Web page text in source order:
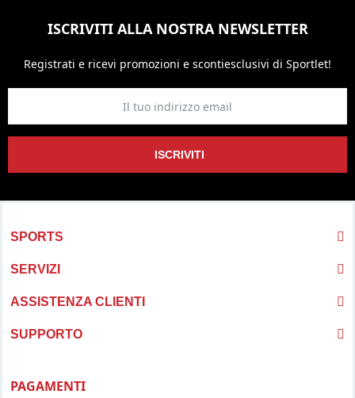
ISCRIVITI ALLA NOSTRA NEWSLETTER
Registrati e ricevi promozioni e scontiesclusivi di Sportlet!
ISCRIVITI
SPORTS
SERVIZI
ASSISTENZA CLIENTI
SUPPORTO
PAGAMENTI